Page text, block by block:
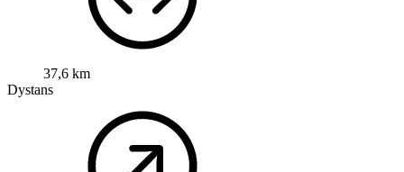
37,6 km
Dystans